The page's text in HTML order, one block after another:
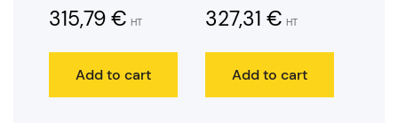
315,79 € HT
Add to cart
327,31 € HT
Add to cart